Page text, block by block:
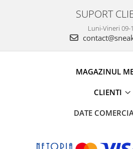
SUPORT
Luni-Vineri 09-
MAGAZINUL
CLIENTI
DATE